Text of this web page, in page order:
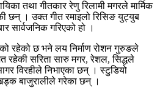
तथा गीतकार रेणु रिलामी मगरले मार्मिक
छन् । उक्त गीत रमाइलो रिसिङ युट्युब
सार्वजनिक गरिएको हो ।
रहेको छ भने लय निर्माण रोशन गुरुङले
रहेकी सरिता सारु मगर, रेशल, सिद्धले
विरहीले निभाएका छन् । स्टुडियो
बाजुरालीले गरेका छन् ।